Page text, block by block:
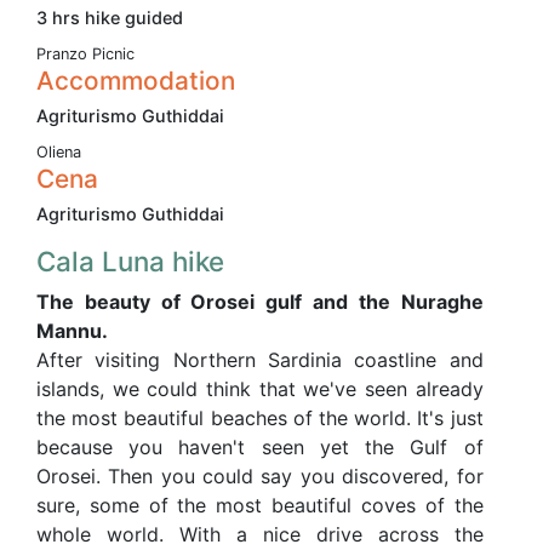
3 hrs hike guided
Pranzo Picnic
Accommodation
Agriturismo Guthiddai
Oliena
Cena
Agriturismo Guthiddai
Cala Luna hike
The beauty of Orosei gulf and the Nuraghe
Mannu.
After visiting Northern Sardinia coastline and
islands, we could think that we've seen already
the most beautiful beaches of the world. It's just
because you haven't seen yet the Gulf of
Orosei. Then you could say you discovered, for
sure, some of the most beautiful coves of the
whole world. With a nice drive across the